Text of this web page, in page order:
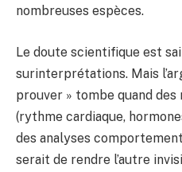
nombreuses espèces.
Le doute scientifique est
surinterprétations. Mais
prouver » tombe quand
(rythme cardiaque,
des analyses
serait de rendre l’autre